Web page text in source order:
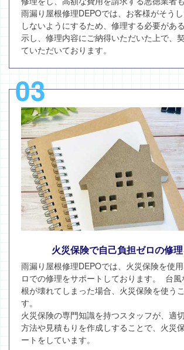
雨漏り屋根修理DEPOでは、お客様がそう
しないようにするため、修理する必要があ
示し、修理内容にご納得いただいた上で、
ていただいております。
03
火災保険で自己負担ゼロの修
雨漏り屋根修理DEPOでは、火災保険を使
ロでの修理をサポートしております。 台
根が壊れてしまった場合、火災保険を使う
す。
火災保険の専門知識を持つスタッフが、適
方法や見積もりを作成しすることで、火災
ートをしています。